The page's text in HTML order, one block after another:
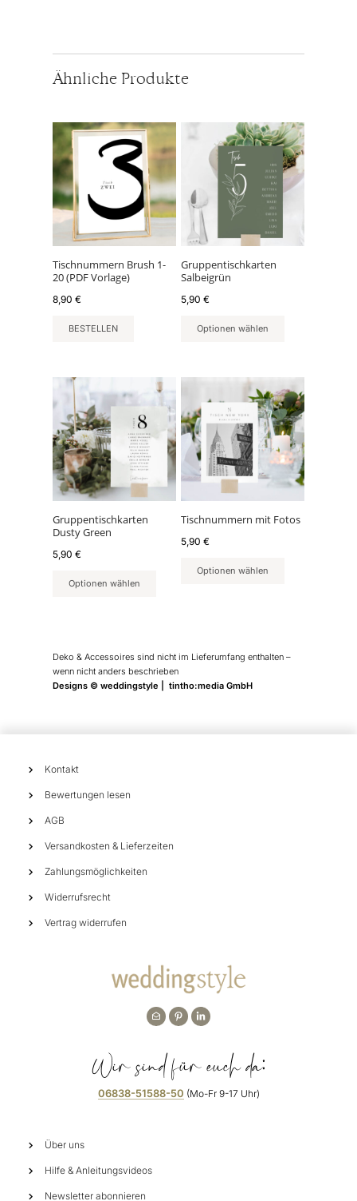
Ähnliche Produkte
Tischnummern Brush 1-
20 (PDF Vorlage)
8,90 €
BESTELLEN
Gruppentischkarten
Salbeigrün
5,90€
Optionen wählen
Gruppentischkarten
Dusty Green
5,90 €
Optionen wählen
Tischnummern mit Fotos
5,90€
Optionen wählen
Deko & Accessoires sind nicht im Lieferumfang enthalten –
wenn nicht anders beschrieben
Designs © weddingstyle | tintho:media GmbH
Kontakt
Bewertungen lesen
AGB
Versandkosten & Lieferzeiten
Zahlungsmöglichkeiten
Widerrufsrecht
Vertrag widerrufen
Wir sind für euch da:
06838-51588-50 (Mo-Fr 9-17 Uhr)
Über uns
Hilfe & Anleitungsvideos
Newsletter abonnieren